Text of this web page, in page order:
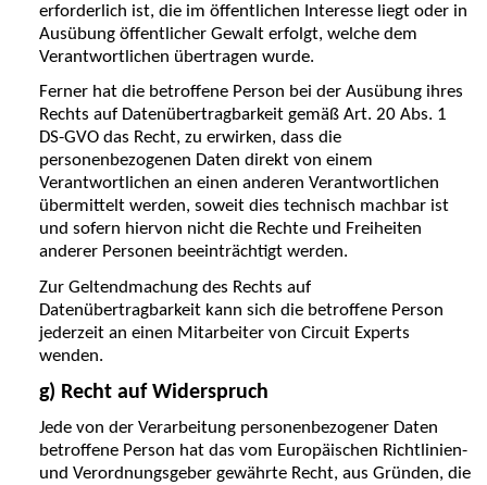
erforderlich ist, die im öffentlichen Interesse liegt oder in
Ausübung öffentlicher Gewalt erfolgt, welche dem
Verantwortlichen übertragen wurde.
Ferner hat die betroffene Person bei der Ausübung ihres
Rechts auf Datenübertragbarkeit gemäß Art. 20 Abs. 1
DS-GVO das Recht, zu erwirken, dass die
personenbezogenen Daten direkt von einem
Verantwortlichen an einen anderen Verantwortlichen
übermittelt werden, soweit dies technisch machbar ist
und sofern hiervon nicht die Rechte und Freiheiten
anderer Personen beeinträchtigt werden.
Zur Geltendmachung des Rechts auf
Datenübertragbarkeit kann sich die betroffene Person
jederzeit an einen Mitarbeiter von Circuit Experts
wenden.
g) Recht auf Widerspruch
Jede von der Verarbeitung personenbezogener Daten
betroffene Person hat das vom Europäischen Richtlinien-
und Verordnungsgeber gewährte Recht, aus Gründen, die